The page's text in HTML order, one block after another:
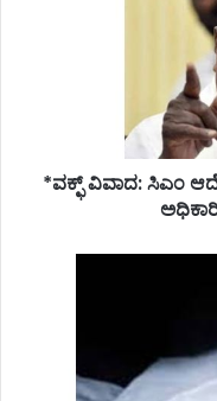
ಶಿಸ್ತುಕ್ರಮ*
*ವಕ್ಫ್ ವಿವಾದ: ಸಿಎಂ
*ಆಟವಾಡಲು